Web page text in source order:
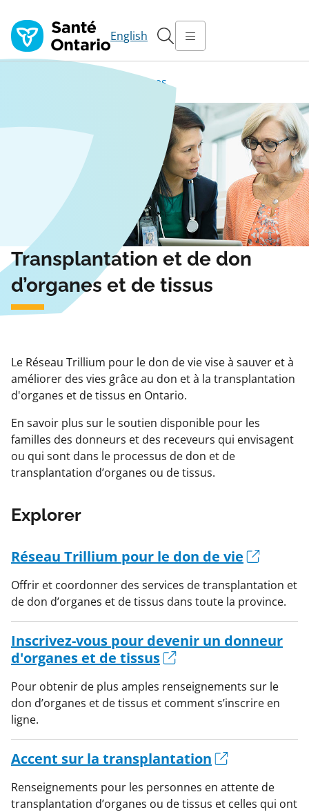
English
Programmes cliniques
Transplantation et de don
d’organes et de tissus
Le Réseau Trillium pour le don de vie vise à sauver et à
améliorer des vies grâce au don et à la transplantation
d'organes et de tissus en Ontario.
En savoir plus sur le soutien disponible pour les
familles des donneurs et des receveurs qui envisagent
ou qui sont dans le processus de don et de
transplantation d’organes ou de tissus.
Explorer
Réseau Trillium pour le don de vie
Offrir et coordonner des services de transplantation et
de don d’organes et de tissus dans toute la province.
Inscrivez-vous pour devenir un donneur
d'organes et de tissus
Pour obtenir de plus amples renseignements sur le
don d’organes et de tissus et comment s’inscrire en
ligne.
Accent sur la transplantation
Renseignements pour les personnes en attente de
transplantation d’organes ou de tissus et celles qui ont